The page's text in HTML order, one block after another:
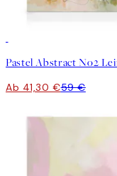
Ab 41,30 €59 €